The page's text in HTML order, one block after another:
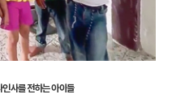
사를 전하는 아이들